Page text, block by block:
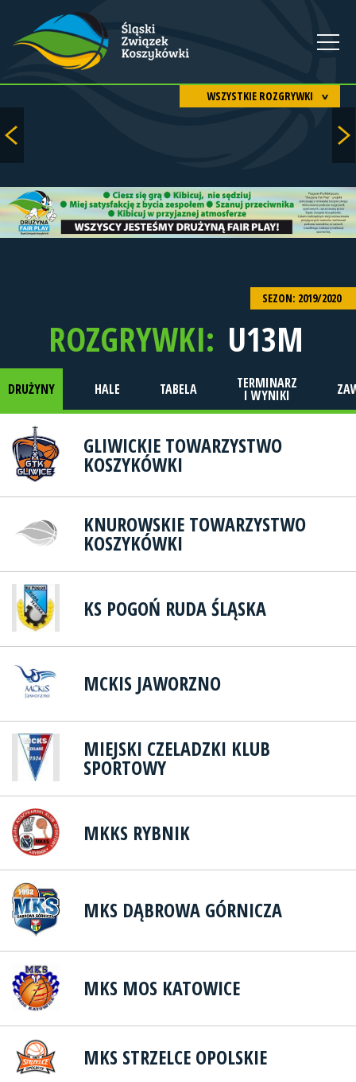
WSZYSTKIE ROZGRYWKI
SEZON: 2019/2020
ROZGRYWKI: U13M
DRUŻYNY HALE TABELA TERMINARZ
I WYNIKI
GLIWICKIE TOWARZYSTWO
KOSZYKÓWKI
KNUROWSKIE TOWARZYSTWO
KOSZYKÓWKI
KS POGOŃ RUDA ŚLĄSKA
MCKIS JAWORZNO
MIEJSKI CZELADZKI KLUB
SPORTOWY
MKKS RYBNIK
MKS DĄBROWA GÓRNICZA
MKS MOS KATOWICE
MKS STRZELCE OPOLSKIE